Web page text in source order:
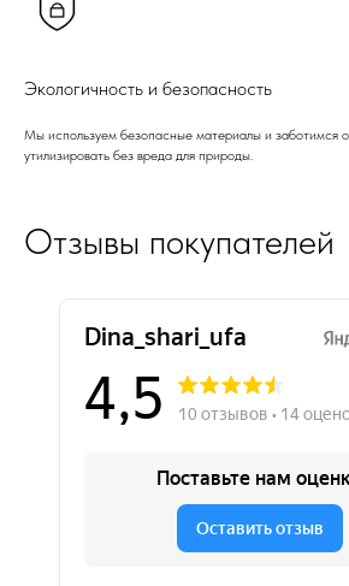
Экологичность и безопасность
Мы используем безопасные материалы и заботимся
утилизировать без вреда для природы.
Отзывы покупателей